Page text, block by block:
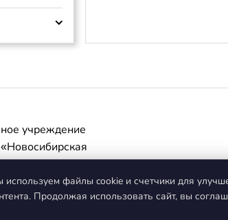
учреждение
библиотека»
используем файлы cookie и счетчики для
Продолжая использовать сайт, вы